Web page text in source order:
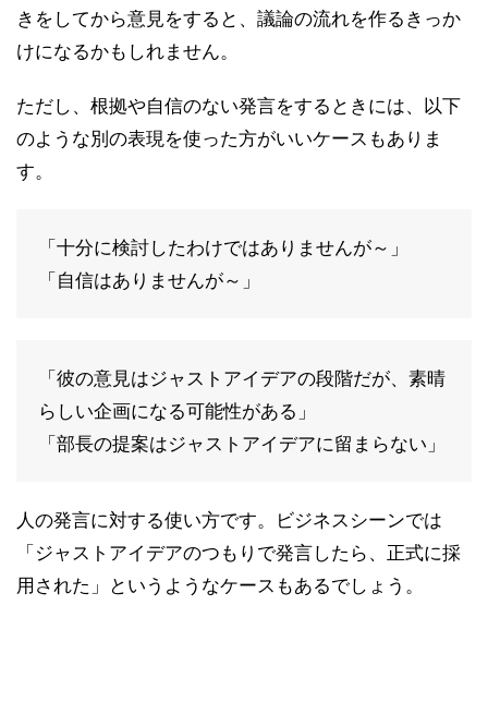
きをしてから意見をすると、議論の流れを作るきっか
けになるかもしれません。
ただし、根拠や自信のない発言をするときには、以下
のような別の表現を使った方がいいケースもありま
す。
「十分に検討したわけではありませんが～」
「自信はありませんが～」
「彼の意見はジャストアイデアの段階だが、素晴
らしい企画になる可能性がある」
「部長の提案はジャストアイデアに留まらない」
人の発言に対する使い方です。ビジネスシーンでは
「ジャストアイデアのつもりで発言したら、正式に採
用された」というようなケースもあるでしょう。